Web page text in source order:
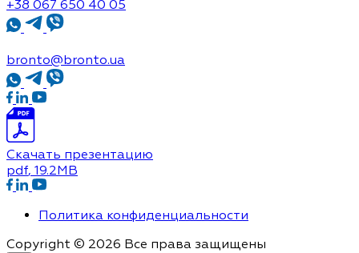
+38 067 650 40 05
bronto@bronto.ua
Скачать презентацию
pdf, 19.2MB
Политика конфиденциальности
Copyright © 2026 Все права защищены